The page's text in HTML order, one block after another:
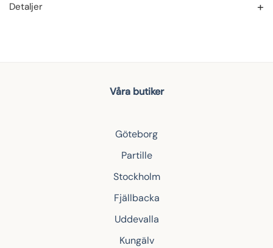
Detaljer
Våra butiker
Göteborg
Partille
Stockholm
Fjällbacka
Uddevalla
Kungälv